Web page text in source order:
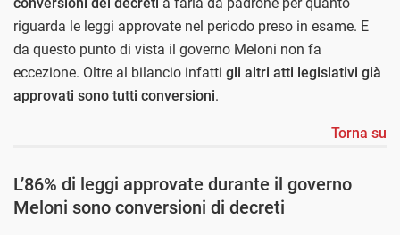
riguarda le leggi approvate nel periodo preso in esame. E
da questo punto di vista il governo Meloni non fa
eccezione. Oltre al bilancio infatti gli altri atti legislativi già
approvati sono tutti conversioni.
Torna su
L’86% di leggi approvate durante il governo
Meloni sono conversioni di decreti